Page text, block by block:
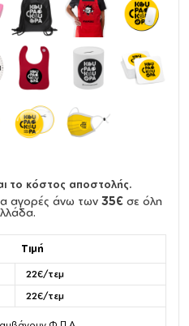
το κόστος αποστολής.
αγορές άνω των 35€ σε όλη
Τιμή
22€/τεμ
22€/τεμ